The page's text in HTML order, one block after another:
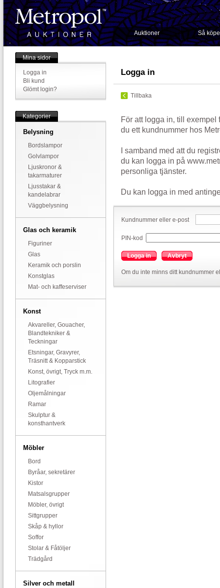
Auktioner Så
Mina sidor
Logga in
Bli kund
Glömt login?
Kategorier
Belysning
Bordslampor
Golvlampor
Ljuskronor &
takarmaturer
Ljusstakar &
kandelabrar
Väggbelysning
Glas och keramik
Figuriner
Glas
Keramik och porslin
Konstglas
Mat- och kaffeserviser
Konst
Akvareller, Gouacher,
Blandtekniker &
Teckningar
Etsningar, Gravyrer,
Träsnitt & Kopparstick
Konst, övrigt, Tryck m.m.
Litografier
Oljemålningar
Ramar
Skulptur &
konsthantverk
Möbler
Bord
Byråar, sekretärer
Kistor
Matsalsgrupper
Möbler, övrigt
Sittgrupper
Skåp & hyllor
Soffor
Stolar & Fåtöljer
Trädgård
Silver och metall
Logga in
Tillbaka
För att logga in, till exempel
du ett kundnummer hos
I samband med att du
du kan logga in på
personliga tjänster.
Du kan logga in med
Kundnummer eller e-post
PIN-kod
Logga in Avbryt
Om du inte minns ditt kundnummer